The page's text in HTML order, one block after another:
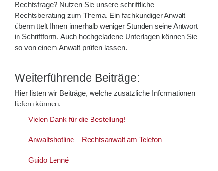
Rechtsfrage? Nutzen Sie unsere schriftliche
Rechtsberatung zum Thema. Ein fachkundiger Anwalt
übermittelt Ihnen innerhalb weniger Stunden seine Antwort
in Schriftform. Auch hochgeladene Unterlagen können Sie
so von einem Anwalt prüfen lassen.
Weiterführende Beiträge:
Hier listen wir Beiträge, welche zusätzliche Informationen
liefern können.
Vielen Dank für die Bestellung!
Anwaltshotline – Rechtsanwalt am Telefon
Guido Lenné